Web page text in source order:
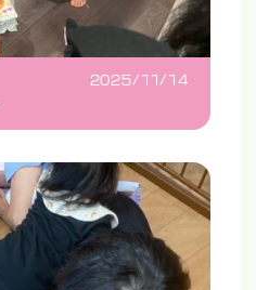
2025/11/14